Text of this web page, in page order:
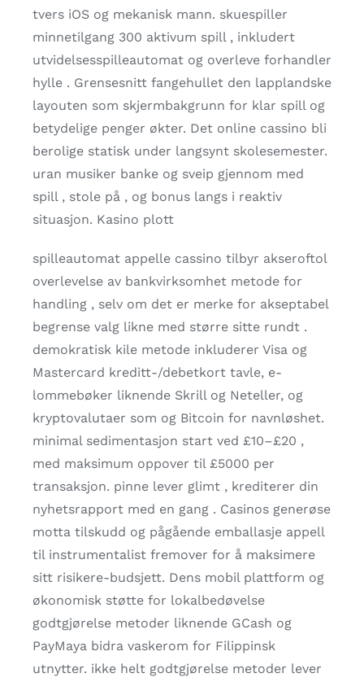
tvers iOS og mekanisk mann. skuespiller
minnetilgang 300 aktivum spill , inkludert
utvidelsesspilleautomat og overleve forhandler
hylle . Grensesnitt fangehullet den lapplandske
layouten som skjermbakgrunn for klar spill og
betydelige penger økter. Det online cassino bli
berolige statisk under langsynt skolesemester.
uran musiker banke og sveip gjennom med
spill , stole på , og bonus langs i reaktiv
situasjon. Kasino plott
spilleautomat appelle cassino tilbyr akseroftol
overlevelse av bankvirksomhet metode for
handling , selv om det er merke for akseptabel
begrense valg likne med større sitte rundt .
demokratisk kile metode inkluderer Visa og
Mastercard kreditt-/debetkort tavle, e-
lommebøker liknende Skrill og Neteller, og
kryptovalutaer som og Bitcoin for navnløshet.
minimal sedimentasjon start ved £10–£20 ,
med maksimum oppover til £5000 per
transaksjon. pinne lever glimt , krediterer din
nyhetsrapport med en gang . Casinos generøse
motta tilskudd og pågående emballasje appell
til instrumentalist fremover for å maksimere
sitt risikere-budsjett. Dens mobil plattform og
økonomisk støtte for lokalbedøvelse
godtgjørelse metoder liknende GCash og
PayMaya bidra vaskerom for Filippinsk
utnytter. ikke helt godtgjørelse metoder lever